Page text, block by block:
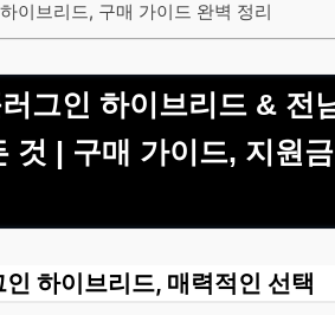
이브리드, 구매 가이드 완벽 정리
그인 하이브리드 & 전
것 | 구매 가이드, 지원
하이브리드, 매력적인 선택